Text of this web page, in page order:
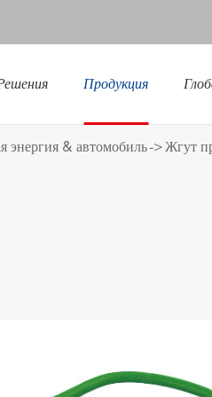
Продукция
энергия & автомобиль Жгут